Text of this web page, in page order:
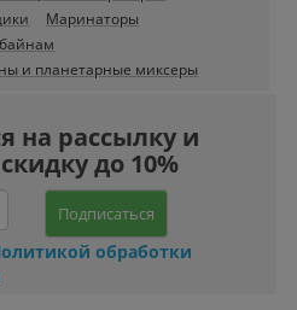
Маринаторы
и планетарные миксеры
на рассылку и
до 10%
Подписаться
обработки